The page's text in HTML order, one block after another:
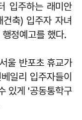
입주하는 래미안
축) 입주자 자녀
정예고를 했다.
울 반포초 휴교가
일리 입주자들이
있게 '공동통학구